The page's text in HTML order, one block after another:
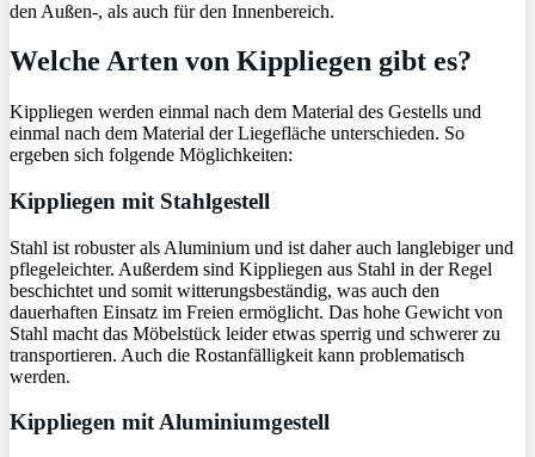
den Außen-, als auch für den Innenbereich.
Welche Arten von Kippliegen gibt es?
Kippliegen werden einmal nach dem Material des Gestells und
einmal nach dem Material der Liegefläche unterschieden. So
ergeben sich folgende Möglichkeiten:
Kippliegen mit Stahlgestell
Stahl ist robuster als Aluminium und ist daher auch langlebiger und
pflegeleichter. Außerdem sind Kippliegen aus Stahl in der Regel
beschichtet und somit witterungsbeständig, was auch den
dauerhaften Einsatz im Freien ermöglicht. Das hohe Gewicht von
Stahl macht das Möbelstück leider etwas sperrig und schwerer zu
transportieren. Auch die Rostanfälligkeit kann problematisch
werden.
Kippliegen mit Aluminiumgestell